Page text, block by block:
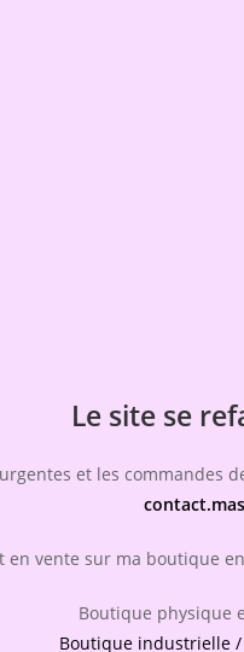
Le site se
et les commandes
en vente sur ma boutique
Boutique physique
Boutique industrielle /